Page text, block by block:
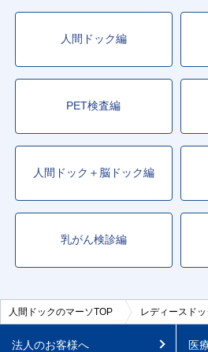
人間ドック編
PET検査編
人間ドック＋脳ドック編
乳がん検診編
人間ドックのマーソTOP レディースドッ
法人のお客様へ 医